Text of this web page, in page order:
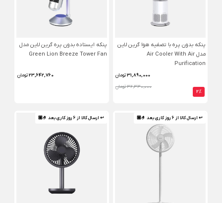
پنکه بدون پره با تصفیه هوا گرین لاین
مدل Air Cooler With Air
Purification
31,890,000تومان
32,330,000 تومان
2%
پنکه ایستاده بدون پره گرین لاین مدل
Green Lion Breeze Tower Fan
23,642,760تومان
↩ ارسال کالا از 6 روز کاری بعد 🤌🏼 ↩ ارسال کالا از 6 روز کاری بعد 🤌🏼